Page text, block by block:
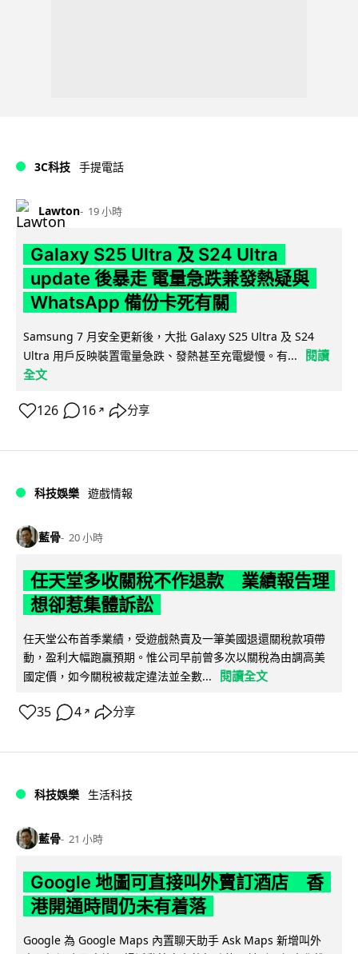
3C科技 手提電話
Lawton 19 小時
Galaxy S25 Ultra 及 S24 Ultra
update 後暴走 電量急跌兼發熱疑與
WhatsApp 備份卡死有關
Samsung 7 月安全更新後，大批 Galaxy S25 Ultra 及 S24
Ultra 用戶反映裝置電量急跌、發熱甚至充電變慢。有...
閱讀
全文
126 16 ↗ 分享
科技娛樂 遊戲情報
藍骨 20 小時
任天堂多收關稅不作退款 業績報告理
想卻惹集體訴訟
任天堂公布首季業績，受遊戲熱賣及一筆美國退還關稅款項帶
動，盈利大幅跑贏預期。惟公司早前曾多次以關稅為由調高美
國定價，如今關稅被裁定違法並全數...
閱讀全文
35 4 ↗ 分享
科技娛樂 生活科技
藍骨 21 小時
Google 地圖可直接叫外賣訂酒店 香
港開通時間仍未有着落
Google 為 Google Maps 內置聊天助手 Ask Maps 新增叫外